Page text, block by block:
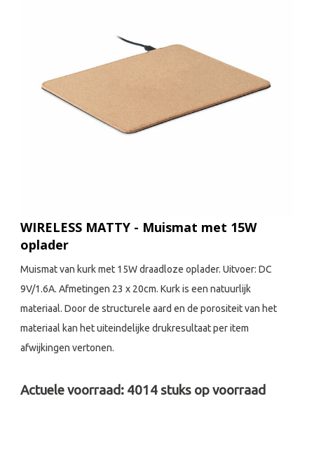
WIRELESS MATTY - Muismat met 15W
oplader
Muismat van kurk met 15W draadloze oplader. Uitvoer: DC
9V/1.6A. Afmetingen 23 x 20cm. Kurk is een natuurlijk
materiaal. Door de structurele aard en de porositeit van het
materiaal kan het uiteindelijke drukresultaat per item
afwijkingen vertonen.
Actuele voorraad: 4014 stuks op voorraad